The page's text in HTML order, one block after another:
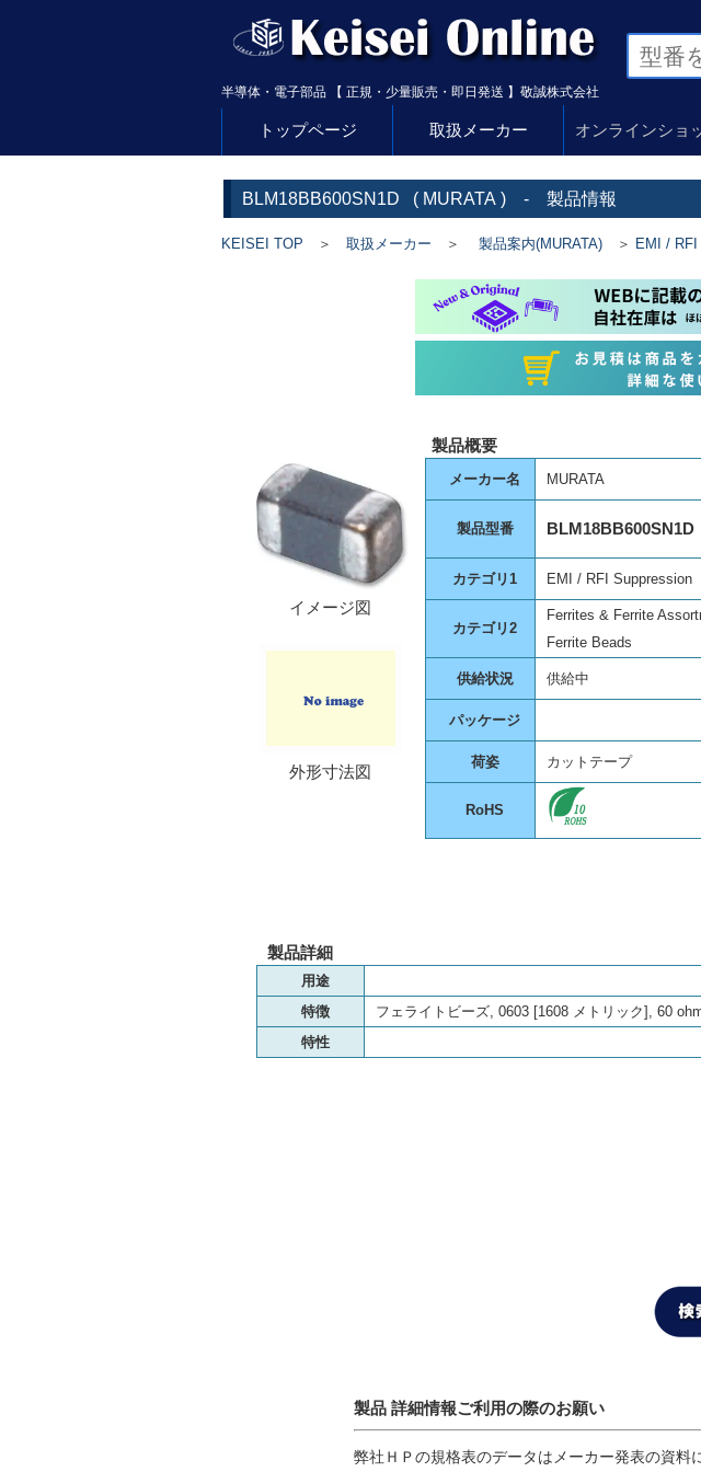
半導体・電子部品 【 正規・少量販売・即日発送 】敬誠株式会社
トップページ 取扱メーカー オンラインショ
BLM18BB600SN1D ( MURATA ) - 製品情報
KEISEI TOP ＞ 取扱メーカー ＞ 製品案内(MURATA) ＞ EMI /
イメージ図
外形寸法図
製品概要
メーカー名 MURATA
製品型番 BLM18BB600SN1D
カテゴリ1 EMI / RFI Suppression
カテゴリ2
Ferrites & Ferrite
Ferrite Beads
供給状況 供給中
パッケージ
荷姿 カットテープ
RoHS
製品詳細
用途
特徴
フェライトビーズ, 0603 [1608 メトリック], 60
特性
製品 詳細情報ご利用の際のお願い
弊社ＨＰの規格表のデータはメーカー発表の資料